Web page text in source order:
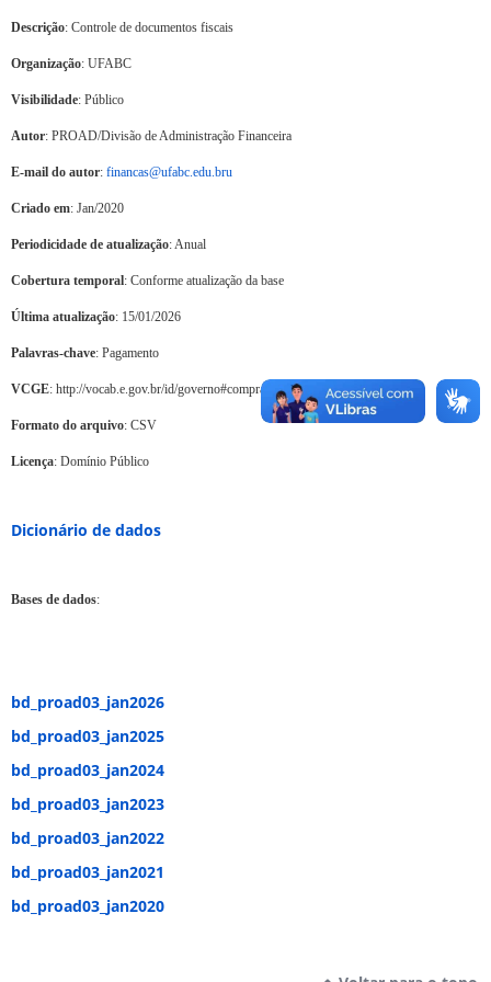
Descrição: Controle de documentos fiscais
Organização: UFABC
Visibilidade: Público
Autor: PROAD/Divisão de Administração Financeira
E-mail do autor: financas@ufabc.edu.bru
Criado em: Jan/2020
Periodicidade de atualização: Anual
Cobertura temporal: Conforme atualização da base
Última atualização: 15/01/2026
Palavras-chave: Pagamento
VCGE: http://vocab.e.gov.br/id/governo#compras-governamentais
Formato do arquivo: CSV
Licença: Domínio Público
Dicionário de dados
Bases de dados:
bd_proad03_jan2026
bd_proad03_jan2025
bd_proad03_jan2024
bd_proad03_jan2023
bd_proad03_jan2022
bd_proad03_jan2021
bd_proad03_jan2020